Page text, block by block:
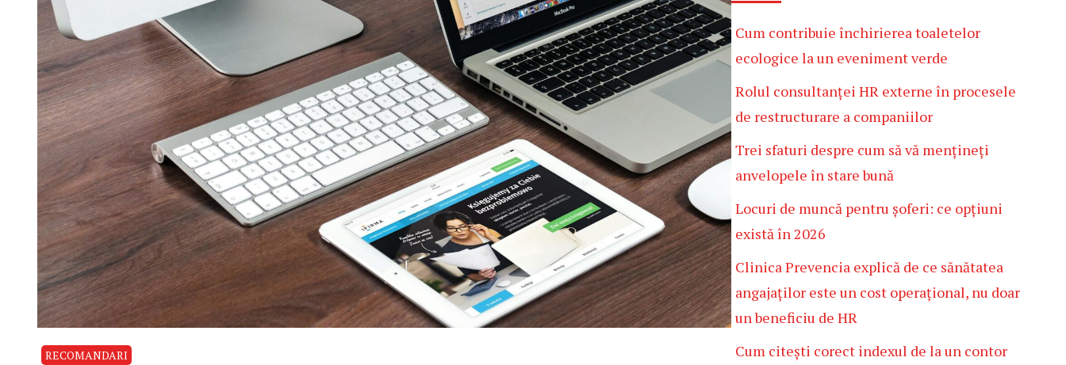
RECOMANDARI
Cum contribuie închirierea toaletelor
ecologice la un eveniment verde
Rolul consultanței HR externe în procesele
de restructurare a companiilor
Trei sfaturi despre cum să vă mențineți
anvelopele în stare bună
Locuri de muncă pentru șoferi: ce opțiuni
există în 2026
Clinica Prevencia explică de ce sănătatea
angajaților este un cost operațional, nu doar
un beneficiu de HR
Cum citești corect indexul de la un contor